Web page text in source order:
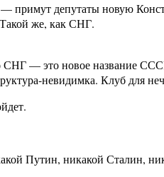
— примут депутаты новую
же, как СНГ.
— это новое название
невидимка. Клуб для
Путин, никакой Сталин,